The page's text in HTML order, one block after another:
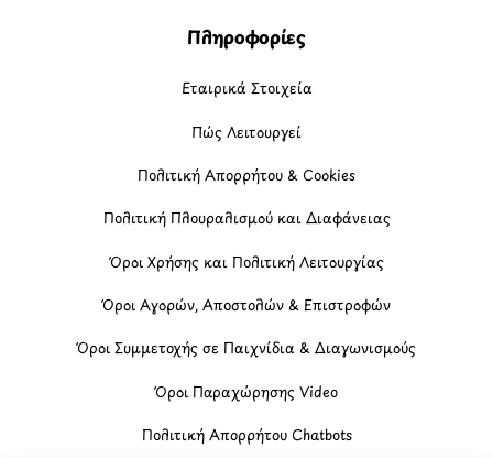
Πληροφορίες
Εταιρικά Στοιχεία
Πώς Λειτουργεί
Πολιτική Απορρήτου & Cookies
Πολιτική Πλουραλισμού και Διαφάνειας
Όροι Χρήσης και Πολιτική Λειτουργίας
Όροι Αγορών, Αποστολών & Επιστροφών
Όροι Συμμετοχής σε Παιχνίδια & Διαγωνισμούς
Όροι Παραχώρησης Video
Πολιτική Απορρήτου Chatbots